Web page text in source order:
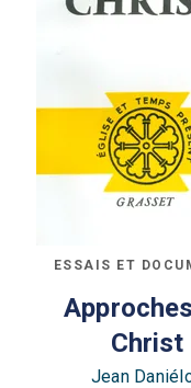
ESSAIS ET
Christ
Jean